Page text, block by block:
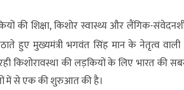
की शिक्षा, किशोर स्वास्थ्य और लैंगिक-
हुए मुख्यमंत्री भगवंत सिंह मान के नेतृत्व
किशोरावस्था की लड़कियों के लिए भारत की
में से एक की शुरुआत की है।